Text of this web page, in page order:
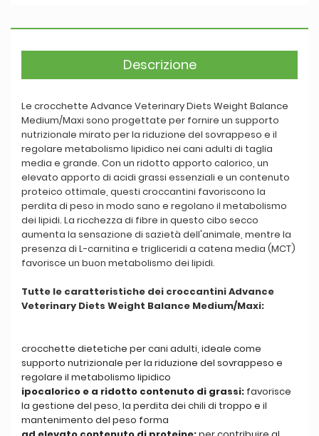
Descrizione
Le crocchette Advance Veterinary Diets Weight Balance
Medium/Maxi sono progettate per fornire un supporto
nutrizionale mirato per la riduzione del sovrappeso e il
regolare metabolismo lipidico nei cani adulti di taglia
media e grande. Con un ridotto apporto calorico, un
elevato apporto di acidi grassi essenziali e un contenuto
proteico ottimale, questi croccantini favoriscono la
perdita di peso in modo sano e regolano il metabolismo
dei lipidi. La ricchezza di fibre in questo cibo secco
aumenta la sensazione di sazietà dell'animale, mentre la
presenza di L-carnitina e trigliceridi a catena media (MCT)
favorisce un buon metabolismo dei lipidi.
Tutte le caratteristiche dei croccantini Advance
Veterinary Diets Weight Balance Medium/Maxi:
crocchette dietetiche per cani adulti, ideale come
supporto nutrizionale per la riduzione del sovrappeso e
regolare il metabolismo lipidico
ipocalorico e a ridotto contenuto di grassi: favorisce
la gestione del peso, la perdita dei chili di troppo e il
mantenimento del peso forma